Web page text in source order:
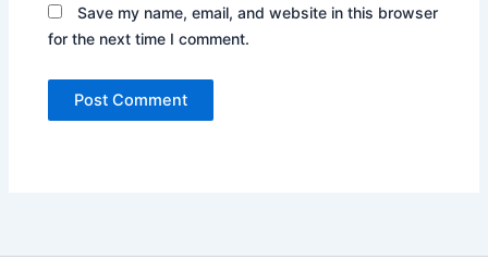
Save my name, email, and website in this browser
for the next time I comment.